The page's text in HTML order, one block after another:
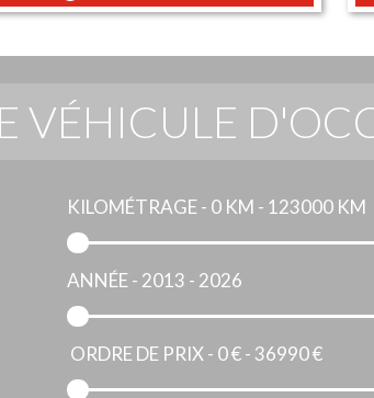
VÉHICULE
KILOMÉTRAGE - 0 KM - 123000 KM
ANNÉE - 2013 - 2026
ORDRE DE PRIX - 0 € - 36990 €